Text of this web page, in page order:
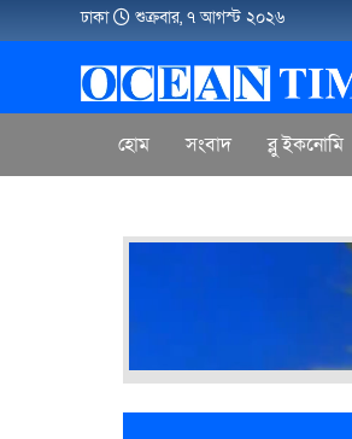
ঢাকা শুক্রবার, ৭ আগস্ট ২০২৬
হোম সংবাদ ব্লু ইকনোমি